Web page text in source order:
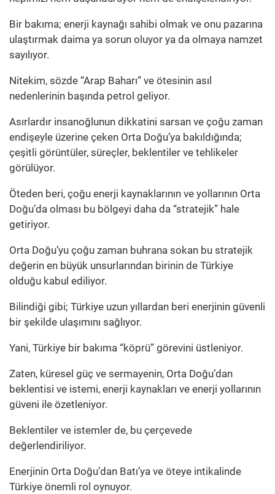
Bir bakıma; enerji kaynağı sahibi olmak ve onu pazarına
ulaştırmak daima ya sorun oluyor ya da olmaya namzet
sayılıyor.
Nitekim, sözde “Arap Baharı” ve ötesinin asıl
nedenlerinin başında petrol geliyor.
Asırlardır insanoğlunun dikkatini sarsan ve çoğu zaman
endişeyle üzerine çeken Orta Doğu’ya bakıldığında;
çeşitli görüntüler, süreçler, beklentiler ve tehlikeler
görülüyor.
Öteden beri, çoğu enerji kaynaklarının ve yollarının Orta
Doğu’da olması bu bölgeyi daha da “stratejik” hale
getiriyor.
Orta Doğu’yu çoğu zaman buhrana sokan bu stratejik
değerin en büyük unsurlarından birinin de Türkiye
olduğu kabul ediliyor.
Bilindiği gibi; Türkiye uzun yıllardan beri enerjinin güvenli
bir şekilde ulaşımını sağlıyor.
Yani, Türkiye bir bakıma “köprü” görevini üstleniyor.
Zaten, küresel güç ve sermayenin, Orta Doğu’dan
beklentisi ve istemi, enerji kaynakları ve enerji yollarının
güveni ile özetleniyor.
Beklentiler ve istemler de, bu çerçevede
değerlendiriliyor.
Enerjinin Orta Doğu’dan Batı’ya ve öteye intikalinde
Türkiye önemli rol oynuyor.